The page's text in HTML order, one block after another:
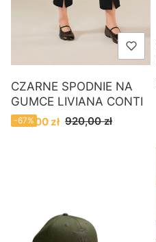
CZARNE SPODNIE NA
GUMCE LIVIANA CONTI
Cena promocyjna
300,00 zł 920,00 zł
-67%